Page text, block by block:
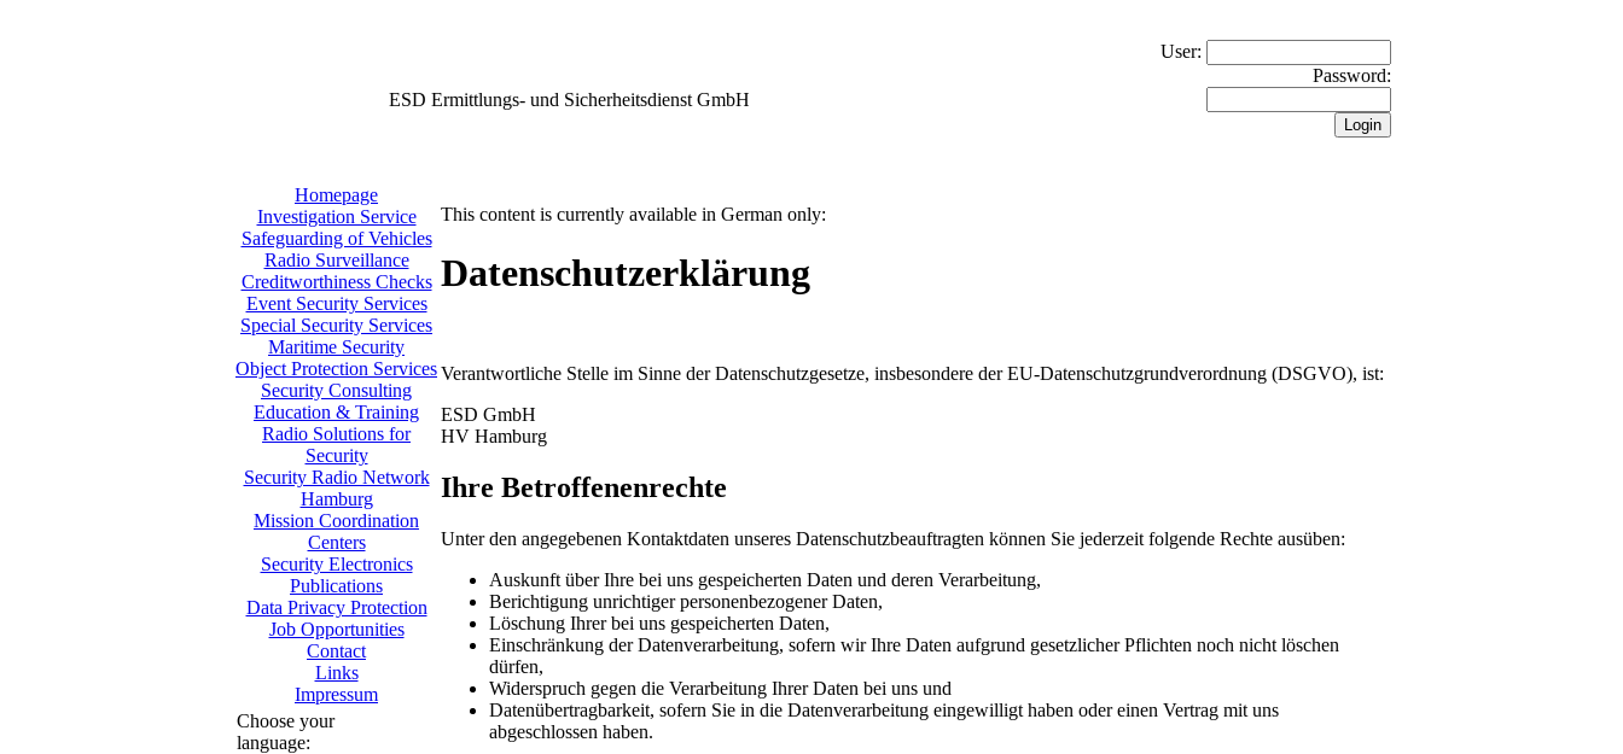
ESD Ermittlungs- und Sicherheitsdienst GmbH
User:
Password:
Homepage
Investigation Service
Safeguarding of Vehicles
Radio Surveillance
Creditworthiness Checks
Event Security Services
Special Security Services
Maritime Security
Object Protection Services
Security Consulting
Education & Training
Radio Solutions for
Security
Security Radio Network
Hamburg
Mission Coordination
Centers
Security Electronics
Publications
Data Privacy Protection
Job Opportunities
Contact
Links
Impressum
Choose your
language:
This content is currently available in German only:
Datenschutzerklärung
Verantwortliche Stelle im Sinne der Datenschutzgesetze, insbesondere der EU-Datenschutzgrundverordnung (DSGVO), ist:
ESD GmbH
HV Hamburg
Ihre Betroffenenrechte
Unter den angegebenen Kontaktdaten unseres Datenschutzbeauftragten können Sie jederzeit folgende Rechte ausüben:
Auskunft über Ihre bei uns gespeicherten Daten und deren Verarbeitung,
Berichtigung unrichtiger personenbezogener Daten,
Löschung Ihrer bei uns gespeicherten Daten,
Einschränkung der Datenverarbeitung, sofern wir Ihre Daten aufgrund gesetzlicher Pflichten noch nicht löschen
dürfen,
Widerspruch gegen die Verarbeitung Ihrer Daten bei uns und
Datenübertragbarkeit, sofern Sie in die Datenverarbeitung eingewilligt haben oder einen Vertrag mit uns
abgeschlossen haben.